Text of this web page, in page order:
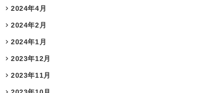
2024年4月
2024年2月
2024年1月
2023年12月
2023年11月